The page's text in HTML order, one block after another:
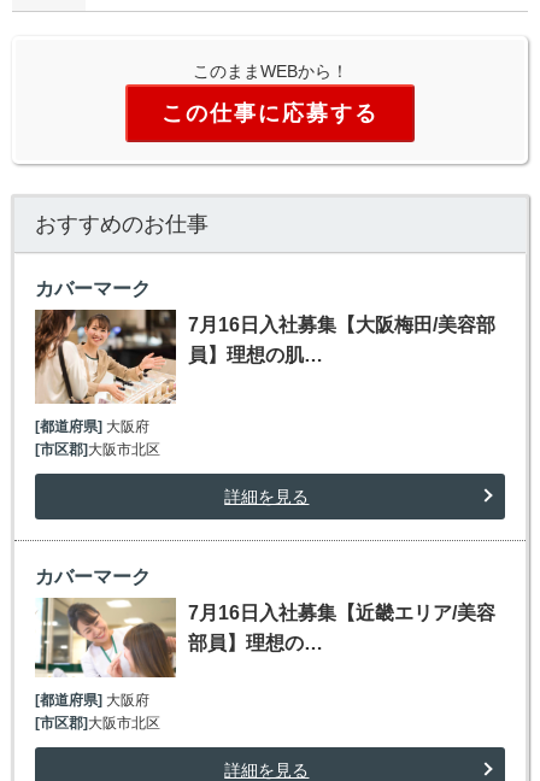
このままWEBから！
この仕事に応募する
おすすめのお仕事
カバーマーク
7月16日入社募集【大阪梅田/美容部
員】理想の肌…
[都道府県] 大阪府
[市区郡] 大阪市北区
詳細を見る
カバーマーク
7月16日入社募集【近畿エリア/美容
部員】理想の…
[都道府県]大阪府
[市区郡]大阪市北区
詳細を見る